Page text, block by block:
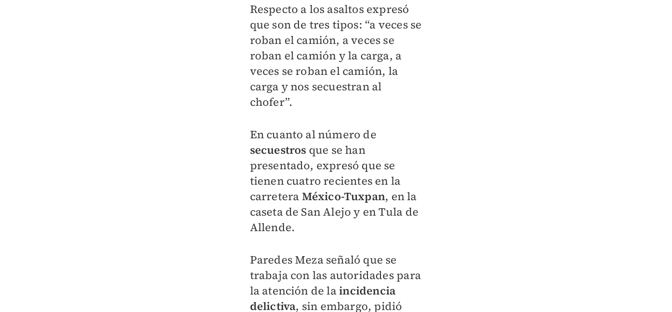
Respecto a los asaltos expresó
que son de tres tipos: “a veces se
roban el camión, a veces se
roban el camión y la carga, a
veces se roban el camión, la
carga y nos secuestran al
chofer”.
En cuanto al número de
secuestros que se han
presentado, expresó que se
tienen cuatro recientes en la
carretera México-Tuxpan, en la
caseta de San Alejo y en Tula de
Allende.
Paredes Meza señaló que se
trabaja con las autoridades para
la atención de laincidencia
delictiva, sin embargo, pidió